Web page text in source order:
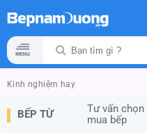
Kinh nghiệm hay
BẾP TỪ
Tư vấn chọn
mua bếp